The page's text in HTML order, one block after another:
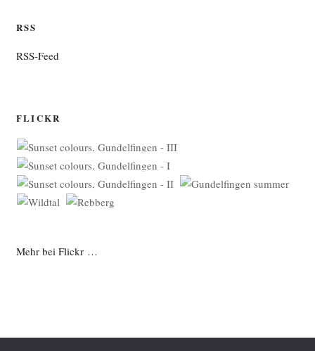
RSS
RSS-Feed
FLICKR
Mehr bei Flickr …